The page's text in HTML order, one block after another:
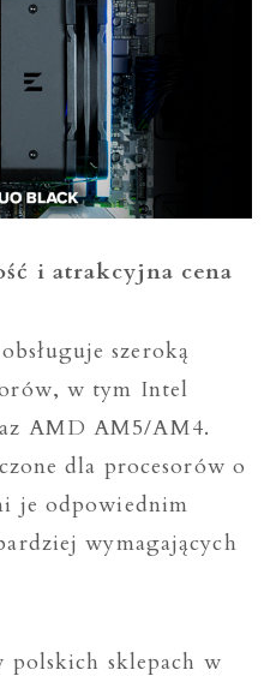
i atrakcyjna cena
szeroką
w tym Intel
AMD AM5/AM4.
dla procesorów o
je odpowiednim
wymagających
polskich sklepach w